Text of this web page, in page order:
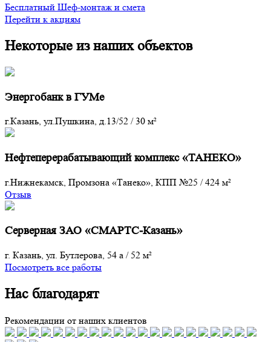
Бесплатный Шеф-монтаж и смета
Перейти к акциям
Некоторые из наших объектов
Энергобанк в ГУМе
г.Казань, ул.Пушкина, д.13/52 /30 м²
Нефтеперерабатывающий комплекс «ТАНЕКО»
г.Нижнекамск, Промзона «Танеко», КПП №25 /424 м²
Отзыв
Серверная ЗАО «СМАРТС-Казань»
г. Казань, ул. Бутлерова, 54 а /52 м²
Посмотреть все работы
Нас благодарят
Рекомендации от наших клиентов